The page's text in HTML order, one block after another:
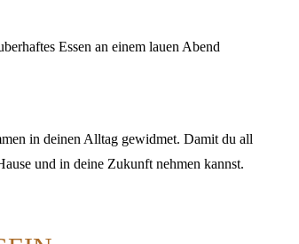
Essen an einem lauen Abend
in deinen Alltag gewidmet. Damit du all
und in deine Zukunft nehmen kannst.